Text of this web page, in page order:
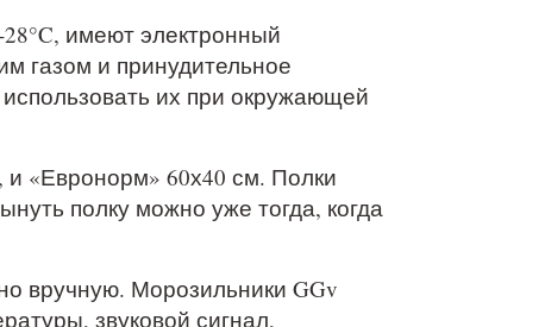
имеют электронный
газом и принудительное
их при окружающей
и «Евронорм» 60х40 см. Полки
полку можно уже тогда, когда
вручную. Морозильники GGv
звуковой сигнал,